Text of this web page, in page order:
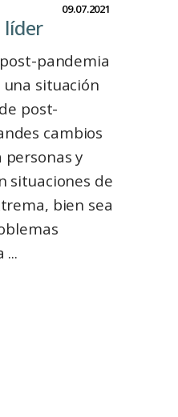
09.07.2021
líder
pandemia
situación
post-
cambios
personas y
situaciones de
bien sea